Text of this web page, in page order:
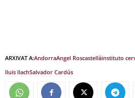
ARXIVAT A:AndorraAngel Roscastellàinstituto
lluis llachSalvador Cardús